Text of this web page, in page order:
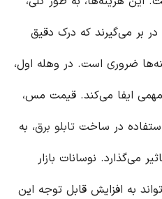
بر می‌گیرند که درک دقیق
ضروری است. در وهله اول،
مهمی ایفا می‌کند. قیمت مس،
استفاده در ساخت تابلو برق، به
می‌گذارد. نوسانات بازار
به افزایش قابل توجه این